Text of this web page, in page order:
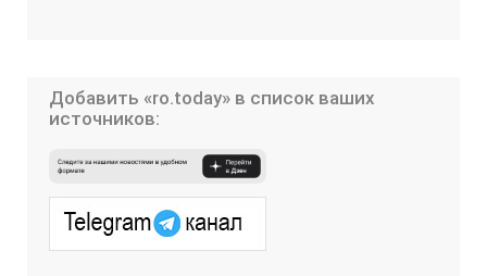
Добавить «ro.today» в список ваших
источников: